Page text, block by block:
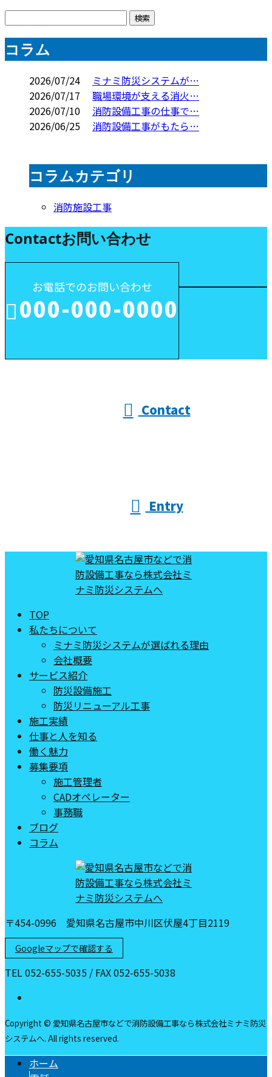
コラム
2026/07/24
ミナミ防災システムが…
2026/07/17
職場環境が支える消火…
2026/07/10
消防設備工事の仕事で…
2026/06/25
消防設備工事がもたら…
コラムカテゴリ
消防施設工事
Contactお問い合わせ
お電話でのお問い合わせ
000-000-0000
Contact
Entry
TOP
私たちについて
ミナミ防災システムが選ばれる理由
会社概要
サービス紹介
防災設備施工
防災リニューアル工事
施工実績
仕事と人を知る
働く魅力
募集要項
施工管理者
CADオペレーター
事務職
ブログ
コラム
〒454-0996 愛知県名古屋市中川区伏屋4丁目2119
Googleマップで確認する
TEL 052-655-5035 / FAX 052-655-5038
Copyright © 愛知県名古屋市などで消防設備工事なら株式会社ミナミ防災
システムへ. All rights reserved.
ホーム